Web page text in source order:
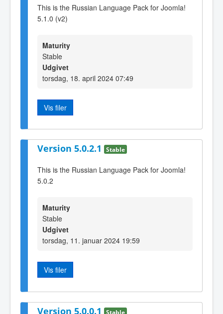
This is the Russian Language Pack for Joomla!
5.1.0 (v2)
Maturity
Stable
Udgivet
torsdag, 18. april 2024 07:49
Vis filer
Version 5.0.2.1 Stable
This is the Russian Language Pack for Joomla!
5.0.2
Maturity
Stable
Udgivet
torsdag, 11. januar 2024 19:59
Vis filer
Version 5.0.0.1 Stable